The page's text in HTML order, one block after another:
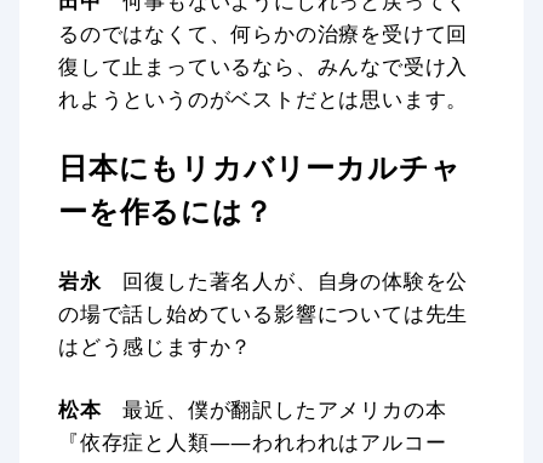
るのではなくて、何らかの治療を受けて回
復して止まっているなら、みんなで受け入
れようというのがベストだとは思います。
日本にもリカバリーカルチャ
ーを作るには？
岩永回復した著名人が、自身の体験を公
の場で話し始めている影響については先生
はどう感じますか？
松本最近、僕が翻訳したアメリカの本
『依存症と人類――われわれはアルコー